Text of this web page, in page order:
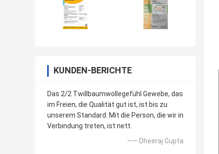
KUNDEN-BERICHTE
Das 2/2 Twillbaumwollegefühl Gewebe, das
im Freien, die Qualität gut ist, ist bis zu
unserem Standard. Mit die Person, die wir in
Verbindung treten, ist nett.
—— Dheeraj Gupta